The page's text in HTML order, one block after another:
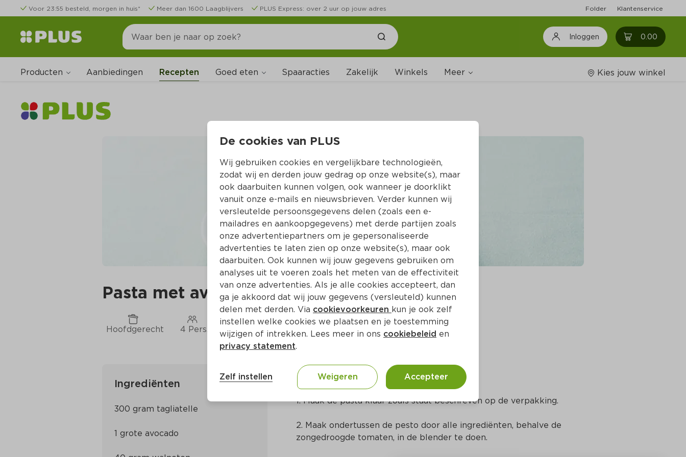
Voor 23:55 besteld, morgen in huis* Meer dan 1600 Laagblijvers PLUS Express: over 2 uur op jouw adres Folder Klantenservice
Inloggen 0.00 0
Producten Aanbiedingen Recepten Goed eten Spaaracties Zakelijk Winkels Meer Kies jouw winkel
Pasta met avocadopesto
Hoofdgerecht 4 Pers. Ca. 15 Min Europees
Ingrediënten
Bereidingswijze
1. Maak de pasta klaar zoals staat beschreven op de verpakking.
2. Maak ondertussen de pesto door alle ingrediënten, behalve de
zongedroogde tomaten, in de blender te doen.
De cookies van PLUS
Wij gebruiken cookies en vergelijkbare technologieën,
zodat wij en derden jouw gedrag op onze website(s), maar
ook daarbuiten kunnen volgen, ook wanneer je doorklikt
vanuit onze e-mails en nieuwsbrieven. Verder kunnen wij
versleutelde persoonsgegevens delen (zoals een e-
mailadres en aankoopgegevens) met derde partijen zoals
onze advertentiepartners om je gepersonaliseerde
advertenties te laten zien op onze website(s), maar ook
daarbuiten. Ook kunnen wij jouw gegevens gebruiken om
analyses uit te voeren zoals het meten van de effectiviteit
van onze advertenties. Als je alle cookies accepteert, dan
ga je akkoord dat wij jouw gegevens (versleuteld) kunnen
delen met derden. Via cookievoorkeuren kun je ook zelf
instellen welke cookies we plaatsen en je toestemming
wijzigen of intrekken. Lees meer in ons cookiebeleid en
privacy statement.
Zelf instellen Weigeren Accepteer